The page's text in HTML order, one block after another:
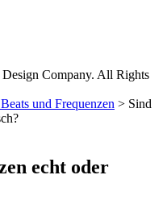
Company. All Rights
und Frequenzen > Sind
echt oder